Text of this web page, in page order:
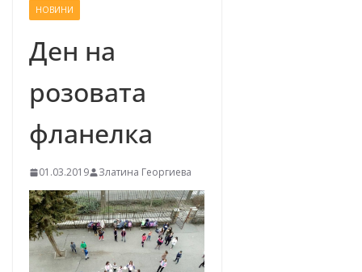
НОВИНИ
Ден на
розовата
фланелка
01.03.2019 Златина Георгиева